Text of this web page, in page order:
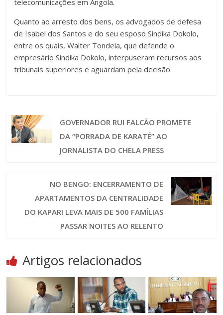
telecomunicações em Angola.
Quanto ao arresto dos bens, os advogados de defesa
de Isabel dos Santos e do seu esposo Sindika Dokolo,
entre os quais, Walter Tondela, que defende o
empresário Sindika Dokolo, interpuseram recursos aos
tribunais superiores e aguardam pela decisão.
GOVERNADOR RUI FALCÃO PROMETE
DA “PORRADA DE KARATÉ” AO
JORNALISTA DO CHELA PRESS
NO BENGO: ENCERRAMENTO DE
APARTAMENTOS DA CENTRALIDADE
DO KAPARI LEVA MAIS DE 500 FAMÍLIAS
PASSAR NOITES AO RELENTO
Artigos relacionados